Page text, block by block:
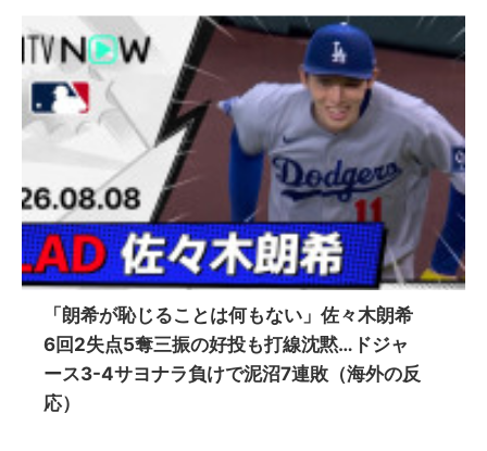
「朗希が恥じることは何もない」佐々木朗希
6回2失点5奪三振の好投も打線沈黙…ドジャ
ース3-4サヨナラ負けで泥沼7連敗（海外の反
応）